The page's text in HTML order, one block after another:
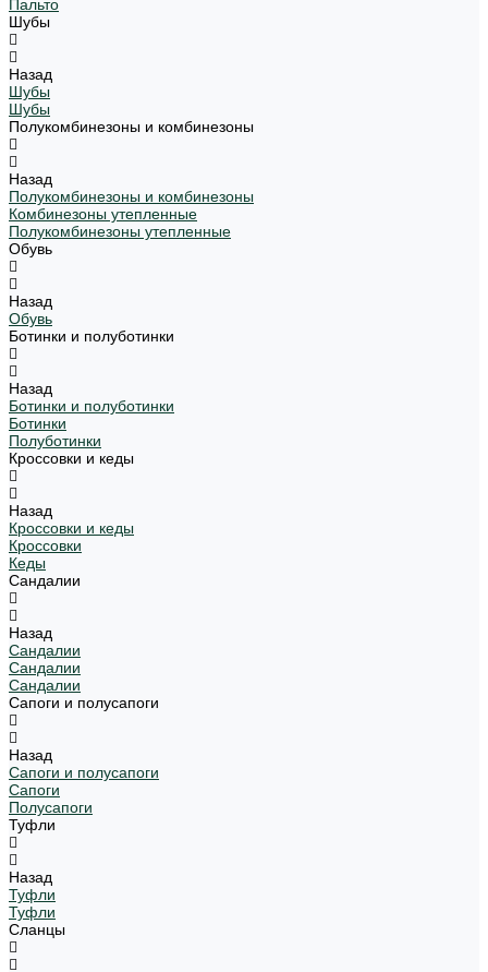
Пальто
Шубы
Назад
Шубы
Шубы
Полукомбинезоны и комбинезоны
Назад
Полукомбинезоны и комбинезоны
Комбинезоны утепленные
Полукомбинезоны утепленные
Обувь
Назад
Обувь
Ботинки и полуботинки
Назад
Ботинки и полуботинки
Ботинки
Полуботинки
Кроссовки и кеды
Назад
Кроссовки и кеды
Кроссовки
Кеды
Сандалии
Назад
Сандалии
Сандалии
Сандалии
Сапоги и полусапоги
Назад
Сапоги и полусапоги
Сапоги
Полусапоги
Туфли
Назад
Туфли
Туфли
Сланцы